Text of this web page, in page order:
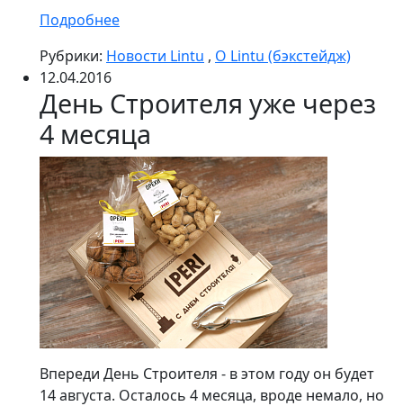
Подробнее
Рубрики: Новости Lintu , О Lintu (бэкстейдж)
12.04.2016
День Строителя уже через
4 месяца
Впереди День Строителя - в этом году он будет
14 августа. Осталось 4 месяца, вроде немало, но